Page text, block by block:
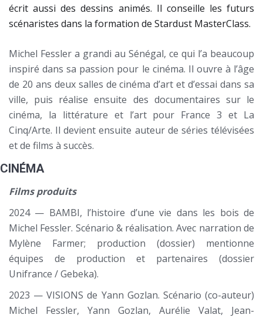
écrit aussi des dessins animés. Il conseille les futurs
scénaristes dans la formation de Stardust MasterClass.
Michel Fessler a grandi au Sénégal, ce qui l’a beaucoup
inspiré dans sa passion pour le cinéma. Il ouvre à l’âge
de 20 ans deux salles de cinéma d’art et d’essai dans sa
ville, puis réalise ensuite des documentaires sur le
cinéma, la littérature et l’art pour France 3 et La
Cinq/Arte. Il devient ensuite auteur de séries télévisées
et de films à succès.
CINÉMA
Films produits
2024 — BAMBI, l’histoire d’une vie dans les bois de
Michel Fessler. Scénario & réalisation. Avec narration de
Mylène Farmer; production (dossier) mentionne
équipes de production et partenaires (dossier
Unifrance / Gebeka).
2023 — VISIONS de Yann Gozlan. Scénario (co-auteur)
Michel Fessler, Yann Gozlan, Aurélie Valat, Jean-